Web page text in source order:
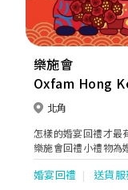
樂施會
Oxfam Hong
北角
怎樣的婚宴回禮才最
樂施會回禮小禮物為
客送上心意卡，而用
持貧困家庭改善生活
婚宴回禮 送貨服